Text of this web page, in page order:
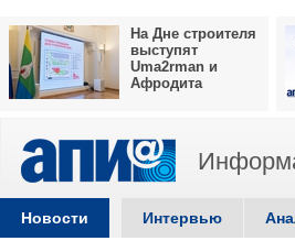
На Дне строителя
выступят
Uma2rman и
Афродита
Новости Интервью